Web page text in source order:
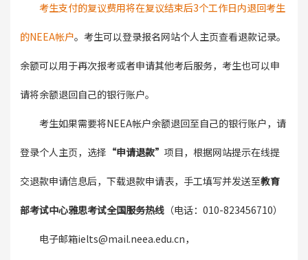
考生支付的复议费用将在复议结束后3个工作日内退回考生
的NEEA帐户。考生可以登录报名网站个人主页查看退款记录。
余额可以用于再次报考或者申请其他考后服务，考生也可以申
请将余额退回自己的银行账户。
考生如果需要将NEEA帐户余额退回至自己的银行账户，请
登录个人主页，选择 “申请退款” 项目，根据网站提示在线提
交退款申请信息后，下载退款申请表，手工填写并发送至教育
部考试中心雅思考试全国服务热线（电话：010-823456710）
电子邮箱ielts@mail.neea.edu.cn，